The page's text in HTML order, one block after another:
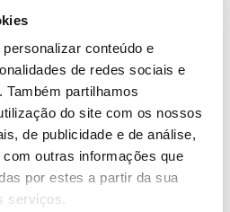
conteúdo e
de redes sociais e
Também partilhamos
do site com os nossos
de publicidade e de análise,
outras informações que
por estes a partir da sua
serviços.
de neutralidade
webinar
outras espécies em risco: